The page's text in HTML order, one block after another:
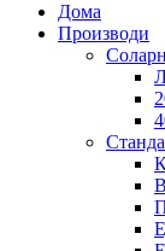
Дома
Производи